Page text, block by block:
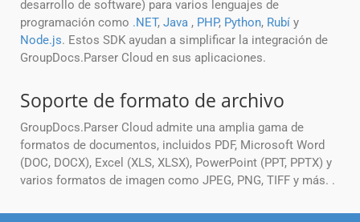
desarrollo de software) para varios lenguajes de
programación como .NET, Java , PHP, Python, Rubí y
Node.js. Estos SDK ayudan a simplificar la integración de
GroupDocs.Parser Cloud en sus aplicaciones.
Soporte de formato de archivo
GroupDocs.Parser Cloud admite una amplia gama de
formatos de documentos, incluidos PDF, Microsoft Word
(DOC, DOCX), Excel (XLS, XLSX), PowerPoint (PPT, PPTX) y
varios formatos de imagen como JPEG, PNG, TIFF y más. .